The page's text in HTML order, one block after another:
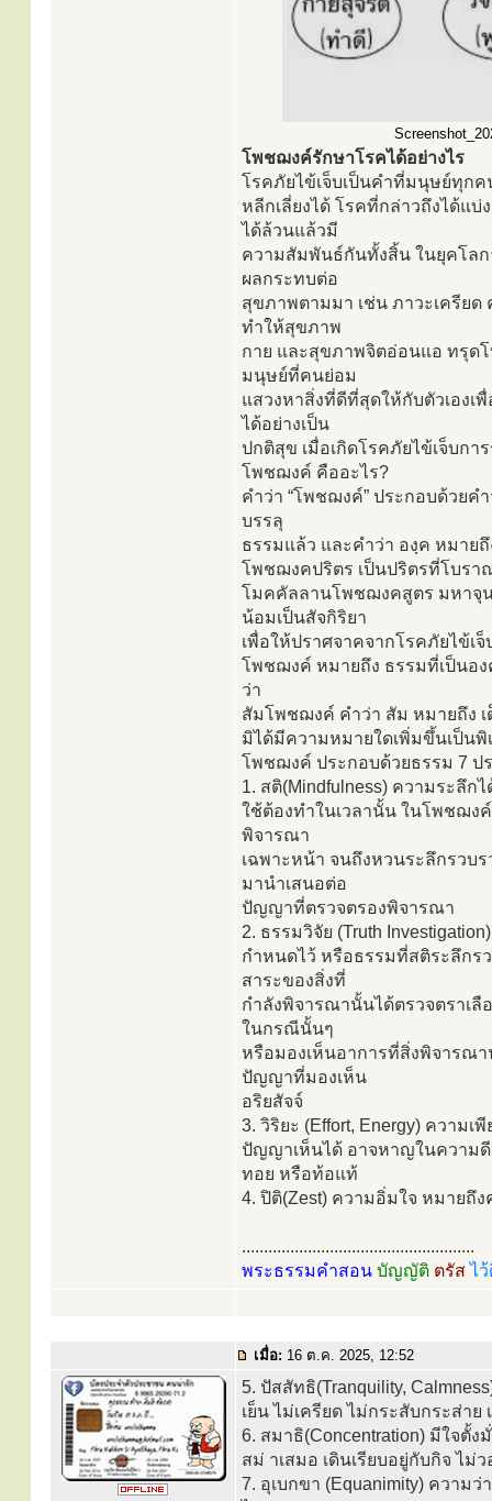
โพชฌงค์รักษาโรคได้อย่างไร
โรคภัยไข้เจ็บเป็นคำที่มนุษย์ทุก
หลีกเลี่ยงได้ โรคที่กล่าวถึงได้แ
ได้ล้วนแล้วมี
ความสัมพันธ์กันทั้งสิ้น ในยุคโล
ผลกระทบต่อ
สุขภาพตามมา เช่น ภาวะเครีย
ทำให้สุขภาพ
กาย และสุขภาพจิตอ่อนแอ ทรุดโ
มนุษย์ที่คนย่อม
แสวงหาสิ่งที่ดีที่สุดให้กับตัวเอง
ได้อย่างเป็น
ปกติสุข เมื่อเกิดโรคภัยไข้เจ็บก
โพชฌงค์ คืออะไร?
คำว่า “โพชฌงค์” ประกอบด้วย
บรรลุ
ธรรมแล้ว และคำว่า องฺค หมายถึ
โพชฌงคปริตร เป็นปริตรที่โบร
โมคคัลลานโพชฌงคสูตร มหาจุ
น้อมเป็นสัจกิริยา
เพื่อให้ปราศจาคจากโรคภัยไข้เจ็
โพชฌงค์ หมายถึง ธรรมที่เป็นอ
ว่า
สัมโพชฌงค์ คำว่า สัม หมายถึง
มิได้มีความหมายใดเพิ่มขึ้นเป็นพิ
โพชฌงค์ ประกอบด้วยธรรม 7 ป
1. สติ(Mindfulness) ความระลึ
ใช้ต้องทำในเวลานั้น ในโพชฌง
พิจารณา
เฉพาะหน้า จนถึงหวนระลึกรวบ
มานำเสนอต่อ
ปัญญาที่ตรวจตรองพิจารณา
2. ธรรมวิจัย (Truth
กำหนดไว้ หรือธรรมที่สติระลึกร
สาระของสิ่งที่
กำลังพิจารณานั้นได้ตรวจตราเลื
ในกรณีนั้นๆ
หรือมองเห็นอาการที่สิ่งพิจารณ
ปัญญาที่มองเห็น
อริยสัจจ์
3. วิริยะ (Effort, Energy) ความ
ปัญญาเห็นได้ อาจหาญในความดี
ทอย หรือท้อแท้
4. ปิติ(Zest) ความอิ่มใจ หมายถึ
.....................................................
พระธรรมคำสอน บัญญัติ ตรัสไ
เมื่อ: 16 ต.ค. 2025, 12:52
5. ปัสสัทธิ(Tranquility,
เย็น ไม่เครียด ไม่กระสับกระส่าย
6. สมาธิ(Concentration) มีใจตั้
สม่ าเสมอ เดินเรียบอยู่กับกิจ ไม่
7. อุเบกขา (Equanimity) ความ